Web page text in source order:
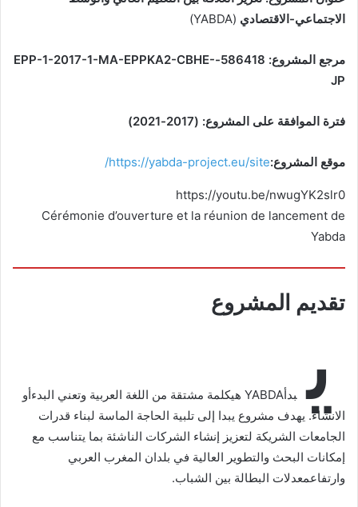
الاجتماعي-الاقتصادي (YABDA)
مرجع المشروع: 586418-EPP-1-2017-1-MA-EPPKA2-CBHE-
JP
فترة الموافقة على المشروع: (2017-2021)
موقع المشروع:https://yabda-project.eu/site/
https://youtu.be/nwugYK2slr0
Cérémonie d’ouverture et la réunion de lancement de
Yabda
تقديم المشروع
ي
بدأYABDA هيكلمة مشتقة من اللغة العربية وتعني البدءأو
الانشاء. يهدف مشروع يبدا إلى تلبية الحاجة الماسة لبناء قدرات
الجامعات الشريكة لتعزيز إنشاء الشركات الناشئة بما يتناسب مع
إمكانات البحث والتطوير العالية في بلدان المغرب العربي
وارتفاعمعدلات البطالة بين الشباب.